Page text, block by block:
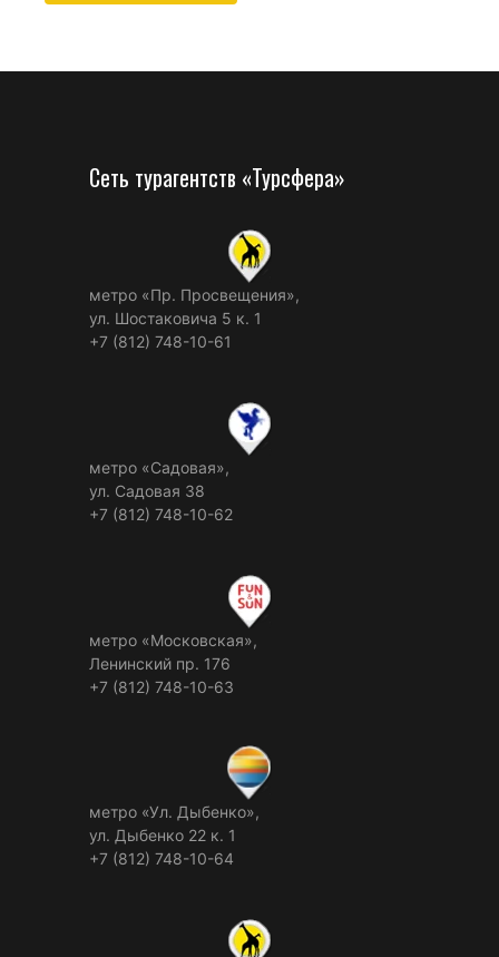
Сеть турагентств «Турсфера»
метро «Пр. Просвещения»,
ул. Шостаковича 5 к. 1
+7 (812) 748-10-61
метро «Садовая»,
ул. Садовая 38
+7 (812) 748-10-62
метро «Московская»,
Ленинский пр. 176
+7 (812) 748-10-63
метро «Ул. Дыбенко»,
ул. Дыбенко 22 к. 1
+7 (812) 748-10-64